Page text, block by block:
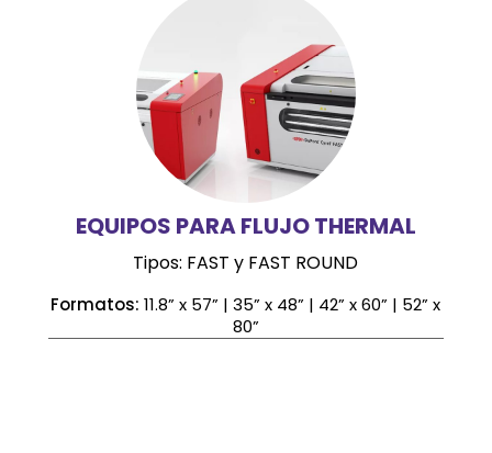
EQUIPOS PARA FLUJO THERMAL
Tipos: FAST y FAST ROUND
Formatos: 11.8” x 57” | 35” x 48” | 42” x 60” | 52” x
80”